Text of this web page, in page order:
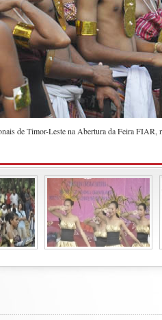
de Timor-Leste na Abertura da Feira